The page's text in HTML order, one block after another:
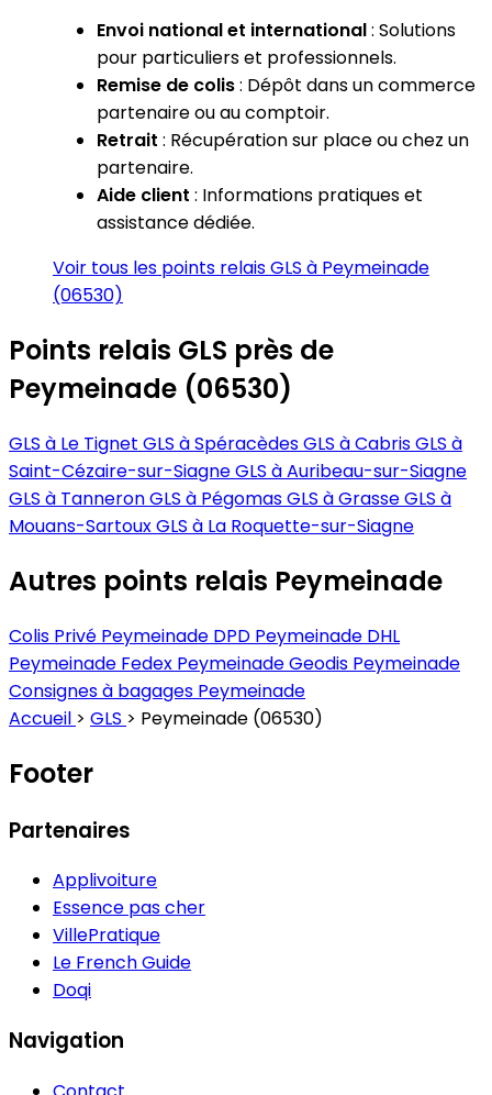
Envoi national et international: Solutions
pour particuliers et professionnels.
Remise de colis: Dépôt dans un commerce
partenaire ou au comptoir.
Retrait : Récupération sur place ou chez un
partenaire.
Aide client : Informations pratiques et
assistance dédiée.
Voir tous les points relais GLS à Peymeinade
(06530)
Points relais GLS près de
Peymeinade (06530)
GLS à Le Tignet GLS à SpéracèdesGLS à CabrisGLS à
Saint-Cézaire-sur-SiagneGLS à Auribeau-sur-Siagne
GLS à TanneronGLS à PégomasGLS à GrasseGLS à
Mouans-SartouxGLS à La Roquette-sur-Siagne
Autres points relais Peymeinade
Colis Privé Peymeinade DPD Peymeinade DHL
Peymeinade Fedex PeymeinadeGeodis Peymeinade
Consignes à bagages Peymeinade
Accueil > GLS > Peymeinade (06530)
Footer
Partenaires
Applivoiture
Essence pas cher
VillePratique
Le French Guide
Doqi
Navigation